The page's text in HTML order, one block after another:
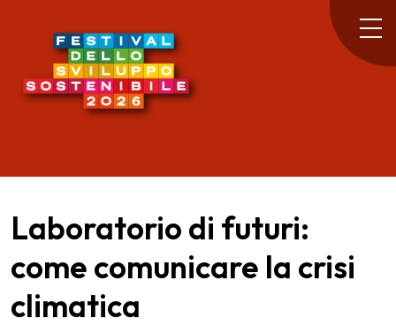
Laboratorio di futuri:
come comunicare la crisi
climatica